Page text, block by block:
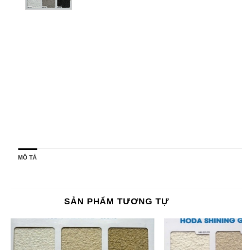
MÔ TẢ
SẢN PHẨM TƯƠNG TỰ